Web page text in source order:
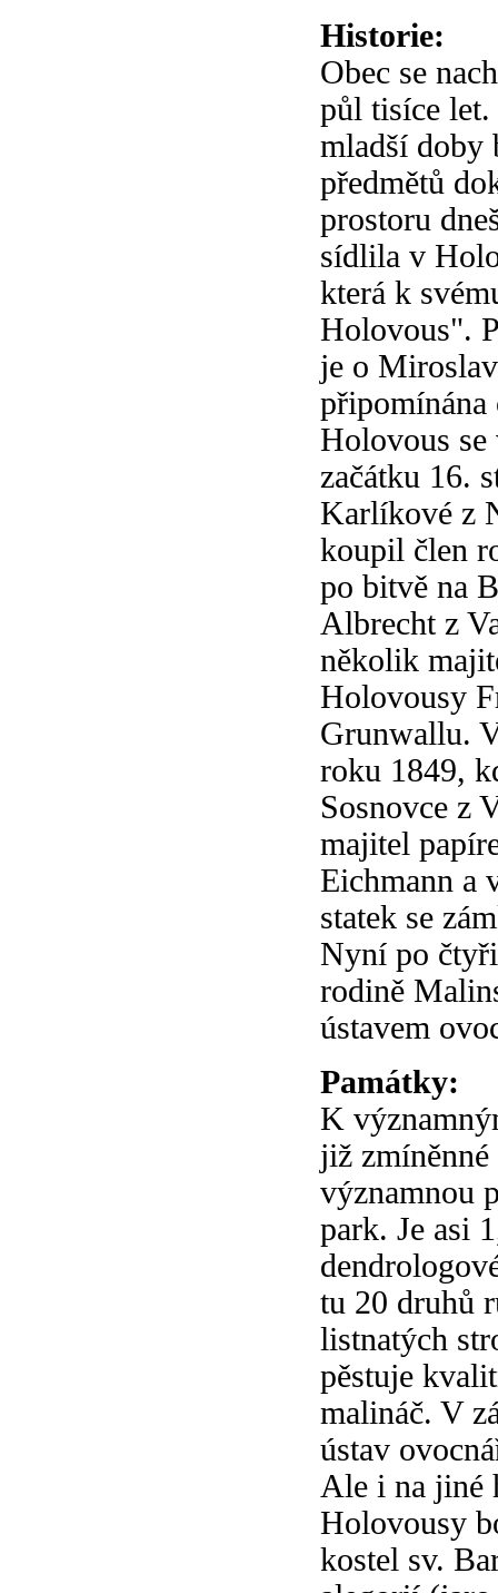
Historie:
Obec se
půl tisíce let.
mladší doby
předmětů
prostoru
sídlila v
která k
Holovous".
je o
připomínána
Holovous
začátku 16.
Karlíkové z
koupil člen
po bitvě na
Albrecht z
několik
Holovousy
Grunwallu.
roku 1849,
Sosnovce z
majitel
Eichmann a
statek se
Nyní po
rodině
ústavem
Památky:
K
již
významnou
park. Je asi
tu 20 druhů
listnatých
pěstuje
malináč. V
ústav
Ale i na jiné
Holovousy
kostel sv.